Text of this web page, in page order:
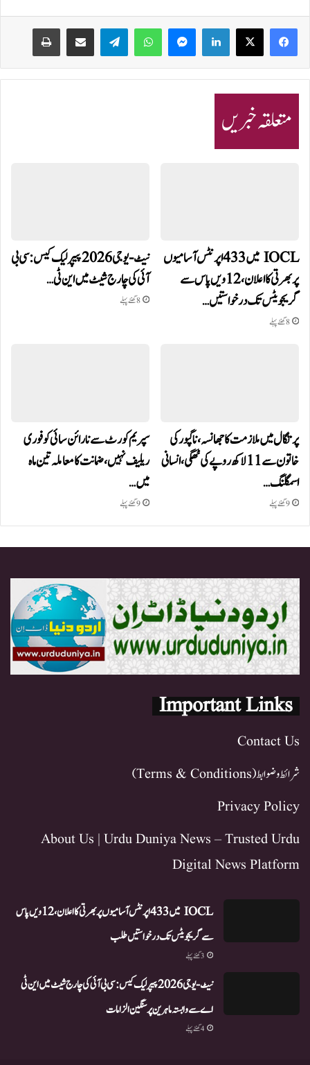
LinkedIn
WhatsApp
Telegram
متعلقہ خبریں
IOCL میں 433 اپرنٹس آسامیوں
پر بھرتی کا اعلان، 12ویں پاس سے
گریجویٹس تک درخواستیں…
8 گھنٹے پہلے
نیٹ-یو جی 2026 پیپر لیک کیس: سی بی
آئی کی چارج شیٹ میں این ٹی…
8 گھنٹے پہلے
پرتگال میں ملازمت کا جھانسہ،ناگپور کی
خاتون سے 11 لاکھ روپے کی ٹھگی، انسانی
اسمگلنگ…
9 گھنٹے پہلے
سپریم کورٹ سے نارائن سائی کو فوری
ریلیف نہیں، ضمانت کا معاملہ تین ماہ
میں…
9 گھنٹے پہلے
Important Links
Contact Us
شرائط و ضوابط (Terms & Conditions)
Privacy Policy
About Us | Urdu Duniya News – Trusted Urdu
Digital News Platform
IOCL میں 433 اپرنٹس آسامیوں پر بھرتی کا اعلان، 12ویں پاس
سے گریجویٹس تک درخواستیں طلب
3 گھنٹے پہلے
نیٹ-یو جی 2026 پیپر لیک کیس: سی بی آئی کی چارج شیٹ میں این ٹی
اے سے وابستہ ماہرین پر سنگین الزامات
4 گھنٹے پہلے